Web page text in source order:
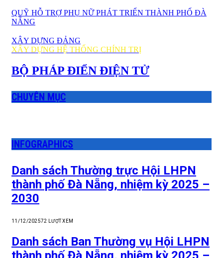
QUỸ HỖ TRỢ PHỤ NỮ PHÁT TRIỂN THÀNH PHỐ ĐÀ
NẴNG
XÂY DỰNG ĐẢNG
XÂY DỰNG HỆ THỐNG CHÍNH TRỊ
BỘ PHÁP ĐIỂN ĐIỆN TỬ
CHUYÊN MỤC
INFOGRAPHICS
Danh sách Thường trực Hội LHPN
thành phố Đà Nẵng, nhiệm kỳ 2025 –
2030
11/12/202572 LƯỢT XEM
Danh sách Ban Thường vụ Hội LHPN